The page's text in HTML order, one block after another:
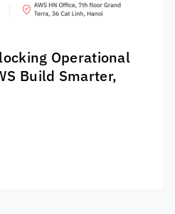
Operational
Build Smarter,